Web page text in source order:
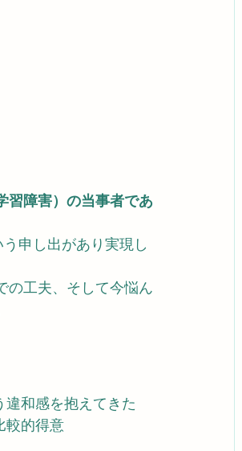
習障害）の当事者であ
申し出があり実現し
の工夫、そして今悩ん
違和感を抱えてきた
較的得意